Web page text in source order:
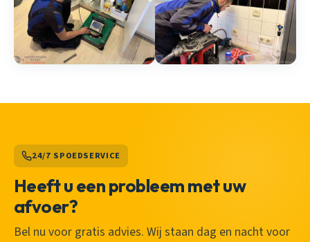
24/7 SPOEDSERVICE
Heeft u een probleem met uw
afvoer?
Bel nu voor gratis advies. Wij staan dag en nacht voor